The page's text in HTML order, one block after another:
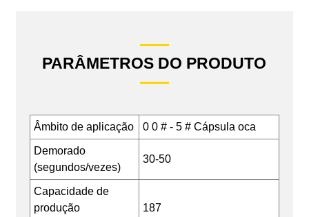
PARÂMETROS DO PRODUTO
Âmbito de aplicação 0 0 # - 5 # Cápsula oca
Demorado
(segundos/vezes)
30-50
Capacidade de
produção
187